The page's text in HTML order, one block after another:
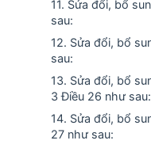
11. Sửa đổi, bổ
sau:
12. Sửa đổi, bổ
sau:
13. Sửa đổi, bổ
3 Điều 26 như sau:
14. Sửa đổi, bổ
27 như sau: